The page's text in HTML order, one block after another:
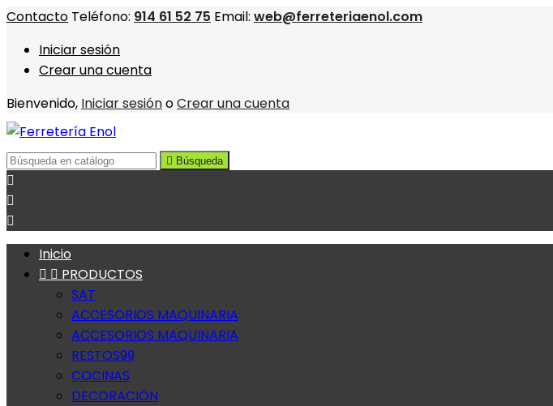
Contacto Teléfono: 914 61 52 75 Email: web@ferreteriaenol.com
Iniciar sesión
Crear una cuenta
Bienvenido, Iniciar sesiónoCrear una cuenta
 Búsqueda



Inicio
  PRODUCTOS
SAT
ACCESORIOS MAQUINARIA
ACCESORIOS MAQUINARIA
RESTOS99
COCINAS
DECORACIÓN